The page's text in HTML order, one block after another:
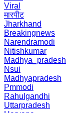
Viral
मारपीट
Jharkhand
Breakingnews
Narendramodi
Nitishkumar
Madhya_pradesh
Nsui
Madhyapradesh
Pmmodi
Rahulgandhi
Uttarpradesh